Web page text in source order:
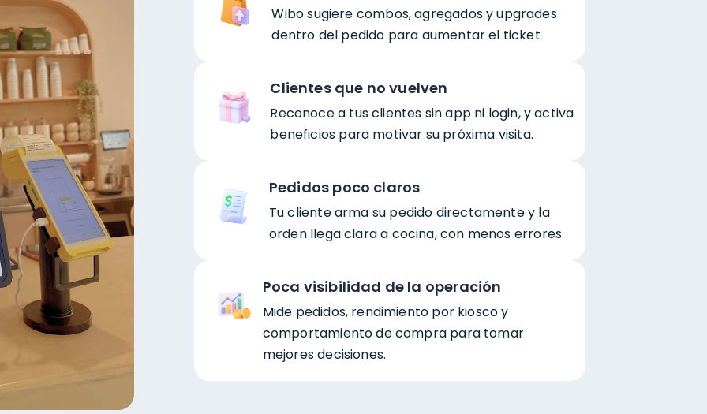
Wibo sugiere combos, agregados y upgrades
dentro del pedido para aumentar el ticket
Clientes que no vuelven
Reconoce a tus clientes sin app ni login, y activa
beneficios para motivar su próxima visita.
Pedidos poco claros
Tu cliente arma su pedido directamente y la
orden llega clara a cocina, con menos errores.
Poca visibilidad de la operación
Mide pedidos, rendimiento por kiosco y
comportamiento de compra para tomar
mejores decisiones.